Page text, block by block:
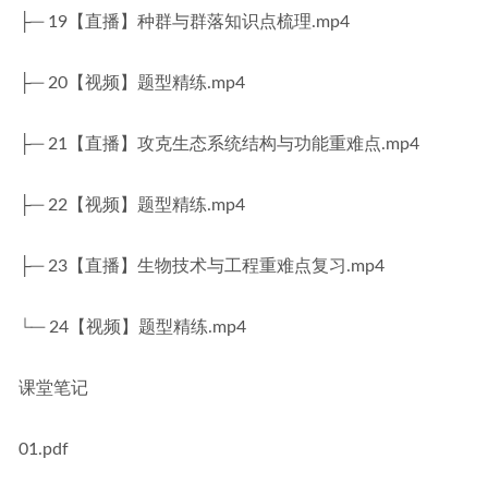
├─ 19【直播】种群与群落知识点梳理.mp4
├─ 20【视频】题型精练.mp4
├─ 21【直播】攻克生态系统结构与功能重难点.mp4
├─ 22【视频】题型精练.mp4
├─ 23【直播】生物技术与工程重难点复习.mp4
└─ 24【视频】题型精练.mp4
课堂笔记
01.pdf